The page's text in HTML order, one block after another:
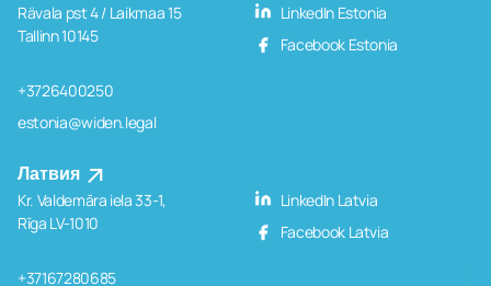
Rävala pst 4 / Laikmaa 15
Tallinn 10145
+3726400250
estonia@widen.legal
LinkedIn Estonia
Facebook Estonia
Латвия
Kr. Valdemāra iela 33-1,
Rīga LV-1010
+37167280685
LinkedIn Latvia
Facebook Latvia